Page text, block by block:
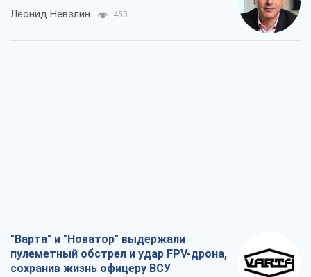
Леонид Невзлин 450
"Варта" и "Новатор" выдержали
пулеметный обстрел и удар FPV-дрона,
сохранив жизнь офицеру ВСУ